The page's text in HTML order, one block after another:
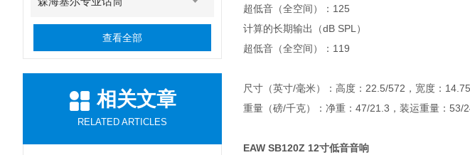
查看全部
相关文章
RELATED ARTICLES
超低音（全空间）：125
计算的长期输出（dB SPL）
超低音（全空间）：119
尺寸（英寸/毫米）：高度：22.5/572，宽度：
重量（磅/千克）：净重：47/21.3，装运重量：53/
EAW SB120Z 12寸低音音响